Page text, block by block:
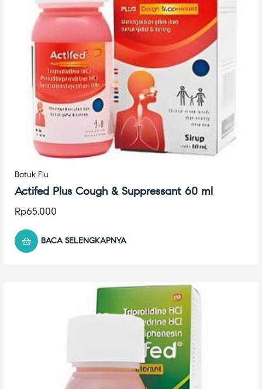
Batuk Flu
Actifed Plus Cough & Suppressant 60 ml
Rp65.000
BACA SELENGKAPNYA